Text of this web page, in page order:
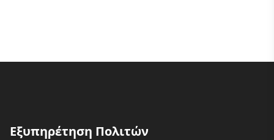
Εξυπηρέτηση Πολιτών